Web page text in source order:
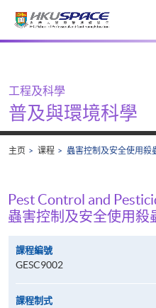
Main
工程及科學
普及與環境科學
主页 课程 蟲害控制及安全使用殺
Pest Control and
蟲害控制及安全使用殺
課程編號
GESC9002
課程制式